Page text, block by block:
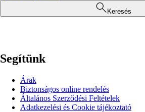
Keresés
Segítünk
Árak
Biztonságos online rendelés
Általános Szerződési Feltételek
Adatkezelési és Cookie tájékoztató